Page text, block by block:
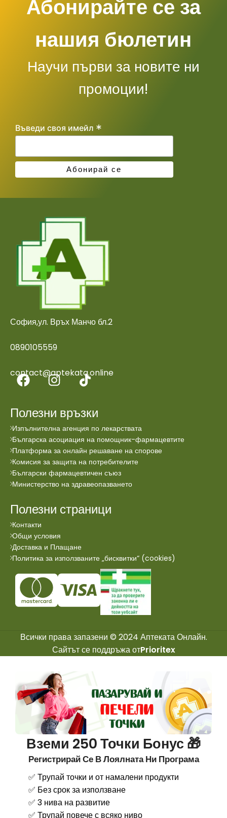
Абонирайте се за
нашия бюлетин
Научи първи за новите ни
промоции!
Въведи своя имейл *
София,ул. Връх Манчо бл.2
0890105559
contact@aptekata.online
Полезни връзки
Изпълнителна агенция по лекарствата
Българска асоциация на помощник-фармацевтите
Платформа за онлайн решаване на спорове
Комисия за защита на потребителите
Български фармацевтичен съюз
Министерство на здравеопазването
Полезни страници
Контакти
Общи условия
Доставка и Плащане
Политика за използваните „бисквитки“ (cookies)
Всички права запазени © 2024 Аптеката Онлайн.
Сайтът се поддръжа отPrioritex
Вземи 250 Точки Бонус 🎁
Регистрирай Се В Лоялната Ни Програма
✅ Трупай точки и от намалени продукти
✅ Без срок за използване
✅ 3 нива на развитие
✅ Трупай повече с всяко ниво